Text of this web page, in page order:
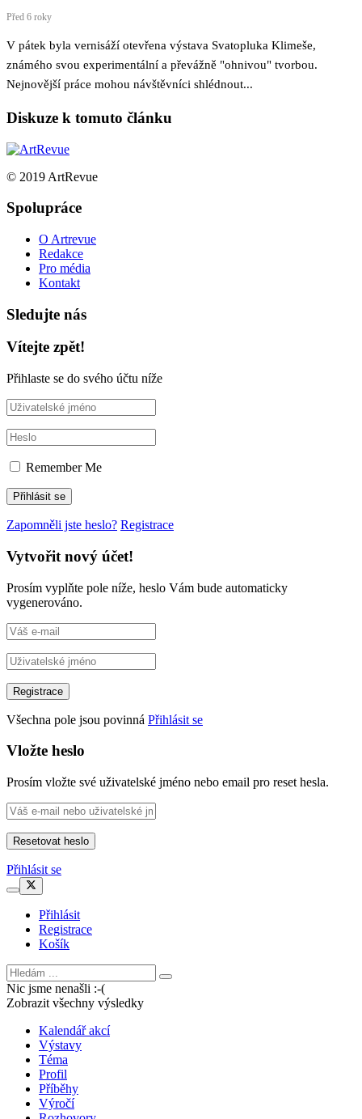
Před 6 roky
V pátek byla vernisáží otevřena výstava Svatopluka Klimeše,
známého svou experimentální a převážně "ohnivou" tvorbou.
Nejnovější práce mohou návštěvníci shlédnout...
Diskuze k tomuto článku
© 2019 ArtRevue
Spolupráce
O Artrevue
Redakce
Pro média
Kontakt
Sledujte nás
Vítejte zpět!
Přihlaste se do svého účtu níže
Remember Me
Zapomněli jste heslo? Registrace
Vytvořit nový účet!
Prosím vyplňte pole níže, heslo Vám bude automaticky
vygenerováno.
Všechna pole jsou povinná Přihlásit se
Vložte heslo
Prosím vložte své uživatelské jméno nebo email pro reset hesla.
Přihlásit se
Přihlásit
Registrace
Košík
Nic jsme nenašli :-(
Zobrazit všechny výsledky
Kalendář akcí
Výstavy
Téma
Profil
Příběhy
Výročí